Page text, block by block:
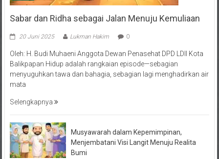
Sabar dan Ridha sebagai Jalan Menuju Kemuliaan
Balikpapan Hidup adalah rangkaian episode—sebagian
menyuguhkan tawa dan bahagia, sebagian lagi menghadirkan air
mata
Menjembatani Visi Langit Menuju Realita
Bumi
10 Juni 2025 2